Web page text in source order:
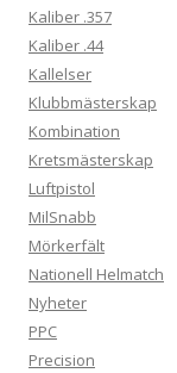
Kaliber .357
Kaliber .44
Kallelser
Klubbmästerskap
Kombination
Kretsmästerskap
Luftpistol
MilSnabb
Mörkerfält
Nationell Helmatch
Nyheter
PPC
Precision